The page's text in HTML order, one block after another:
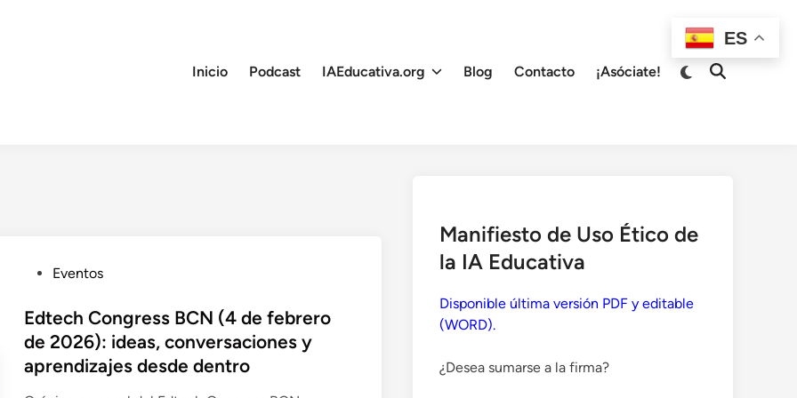
Inicio
Podcast IAEducativa.org Blog Contacto ¡Asóciate!
Cambiar
Abrir
b
l
c
Eventos
Edtech Congress BCN (4 de febrero
de 2026): ideas, conversaciones y
aprendizajes desde dentro
Manifiesto de Uso Ético de
la IA Educativa
Disponible última versión PDF y editable
(WORD).
¿Desea sumarse a la firma?
ES